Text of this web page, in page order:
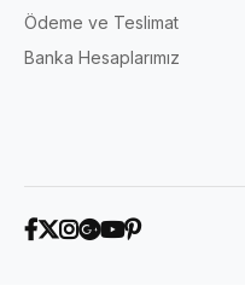
Ödeme ve Teslimat
Banka Hesaplarımız